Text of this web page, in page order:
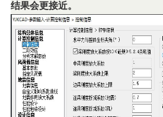
结果会更接近。